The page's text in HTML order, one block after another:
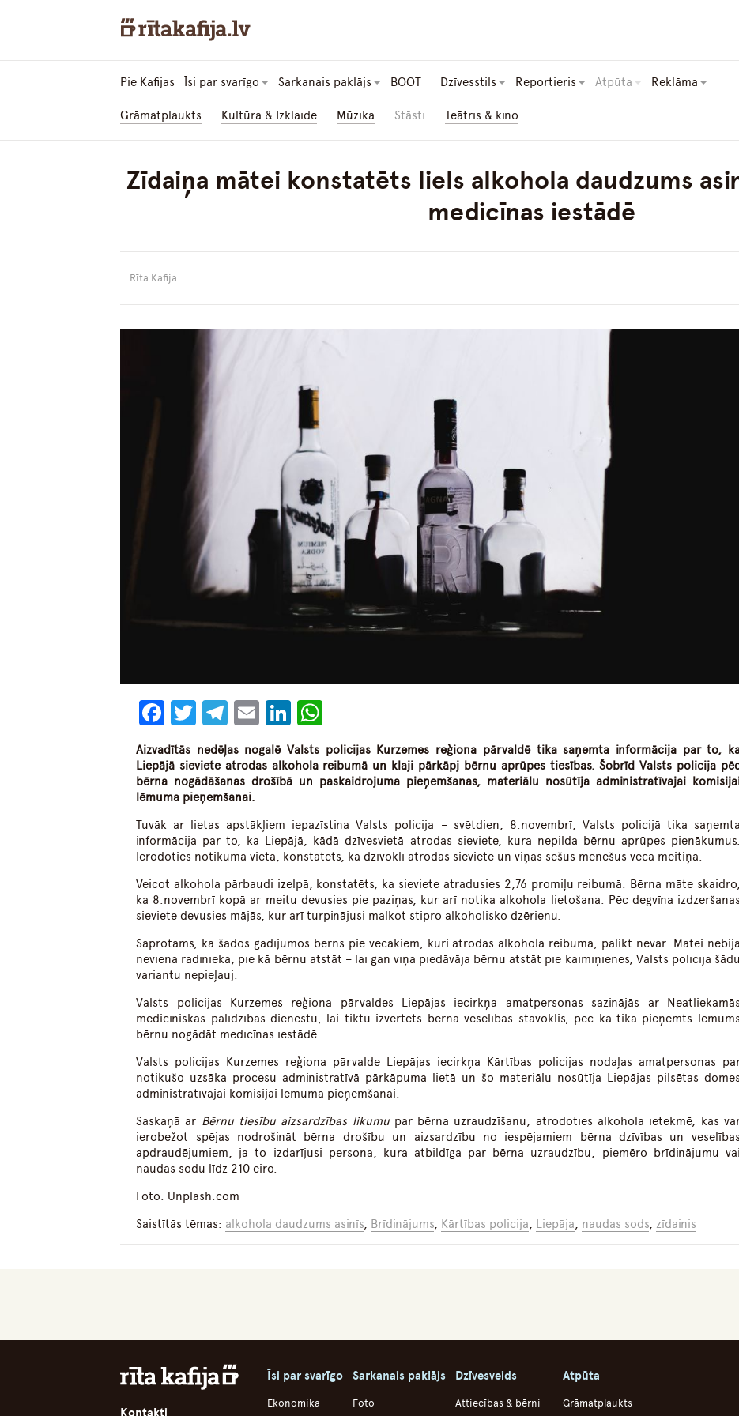
Pie Kafijas Īsi par svarīgo Sarkanais paklājs BOOT Dzīvesstils Reportieris Atpūta Reklāma
Grāmatplaukts Kultūra & Izklaide Mūzika Stāsti Teātris & kino
Zīdaiņa mātei konstatēts liels alkohola daudzums
medicīnas iestādē
Rīta Kafija
Facebook
Twitter
Telegram
EmailLinkedIn
Aizvadītās nedēļas nogalē Valsts policijas Kurzemes reģiona pārvaldē tika saņemta informācija par to,
Liepājā sieviete atrodas alkohola reibumā un klaji pārkāpj bērnu aprūpes tiesības. Šobrīd Valsts policija
bērna nogādāšanas drošībā un paskaidrojuma pieņemšanas, materiālu nosūtīja administratīvajai
lēmuma pieņemšanai.
Tuvāk ar lietas apstākļiem iepazīstina Valsts policija – svētdien, 8.novembrī, Valsts policijā tika saņemta
informācija par to, ka Liepājā, kādā dzīvesvietā atrodas sieviete, kura nepilda bērnu aprūpes pienākumus.
Ierodoties notikuma vietā, konstatēts, ka dzīvoklī atrodas sieviete un viņas sešus mēnešus vecā meitiņa.
Veicot alkohola pārbaudi izelpā, konstatēts, ka sieviete atradusies 2,76 promiļu reibumā. Bērna māte skaidro,
ka 8.novembrī kopā ar meitu devusies pie paziņas, kur arī notika alkohola lietošana. Pēc degvīna izdzeršanas
sieviete devusies mājās, kur arī turpinājusi malkot stipro alkoholisko dzērienu.
Saprotams, ka šādos gadījumos bērns pie vecākiem, kuri atrodas alkohola reibumā, palikt nevar. Mātei nebija
neviena radinieka, pie kā bērnu atstāt – lai gan viņa piedāvāja bērnu atstāt pie kaimiņienes, Valsts policija šādu
variantu nepieļauj.
Valsts policijas Kurzemes reģiona pārvaldes Liepājas iecirkņa amatpersonas sazinājās ar Neatliekamās
medicīniskās palīdzības dienestu, lai tiktu izvērtēts bērna veselības stāvoklis, pēc kā tika pieņemts lēmums
bērnu nogādāt medicīnas iestādē.
Valsts policijas Kurzemes reģiona pārvalde Liepājas iecirkņa Kārtības policijas nodaļas amatpersonas
notikušo uzsāka procesu administratīvā pārkāpuma lietā un šo materiālu nosūtīja Liepājas pilsētas domes
administratīvajai komisijai lēmuma pieņemšanai.
Saskaņā ar Bērnu tiesību aizsardzības likumupar bērna uzraudzīšanu, atrodoties alkohola ietekmē, kas
ierobežot spējas nodrošināt bērna drošību un aizsardzību no iespējamiem bērna dzīvības un veselības
apdraudējumiem, ja to izdarījusi persona, kura atbildīga par bērna uzraudzību, piemēro brīdinājumu vai
naudas sodu līdz 210 eiro.
Foto: Unplash.com
Saistītās tēmas: alkohola daudzums asinīs, Brīdinājums, Kārtības policija, Liepāja, naudas sods, zīdainis
Īsi par svarīgo
Ekonomika
Sarkanais paklājs
Foto
Dzīvesveids
Attiecības & bērni
Atpūta
Grāmatplaukts